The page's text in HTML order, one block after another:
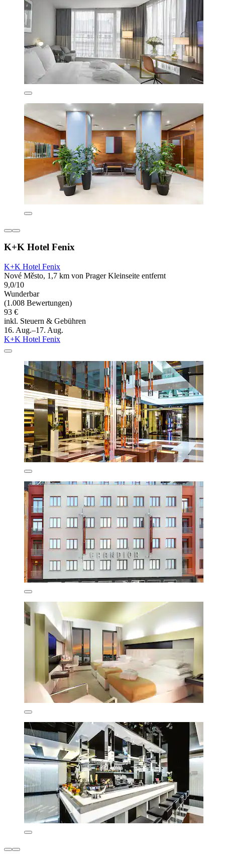
K+K Hotel Fenix
K+K Hotel Fenix
Nové Město, 1,7 km von Prager Kleinseite entfernt
9,0/10
Wunderbar
(1.008 Bewertungen)
93 €
inkl. Steuern & Gebühren
16. Aug.–17. Aug.
K+K Hotel Fenix